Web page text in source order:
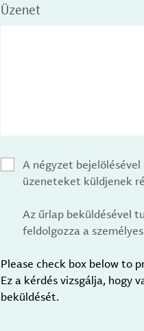
Üzenet
A négyzet
üzeneteket küldjenek
Az űrlap beküldésével
feldolgozza a
Please check box below to
Ez a kérdés vizsgálja,
beküldését.